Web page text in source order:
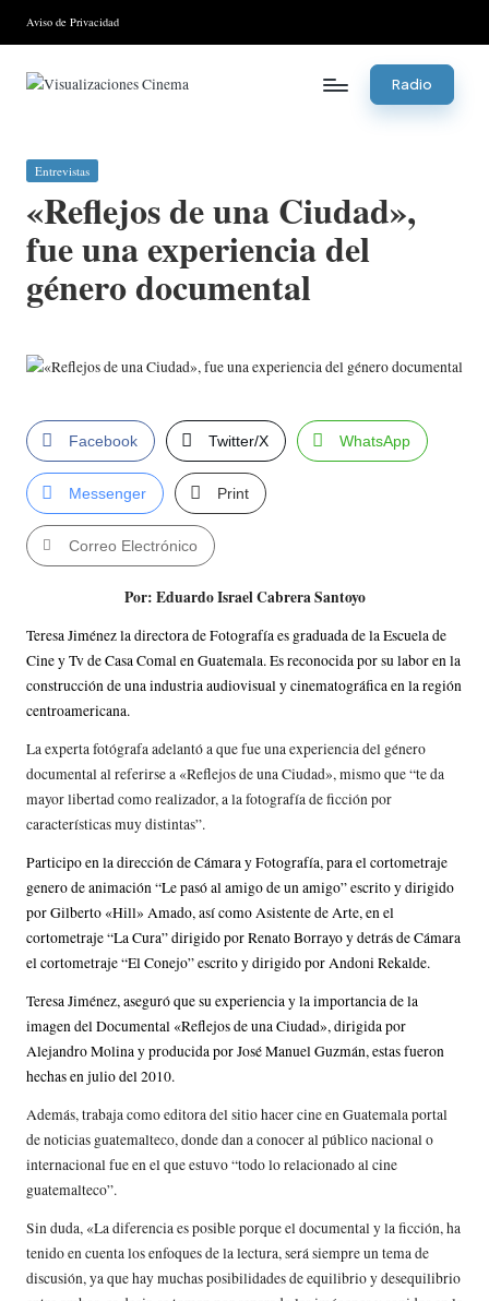
Saltar
contenido
Aviso de Privacidad
is
u
al
iz
a
ci
o
n
es
C
in
e
a
Radio
Publicada
Entrevistas
«Reflejos de una Ciudad»,
fue una experiencia del
género documental
Facebook Twitter/X WhatsApp
Messenger Print
Correo Electrónico
Por: Eduardo Israel Cabrera Santoyo
Teresa Jiménez la directora de Fotografía es graduada de la Escuela de
Cine y Tv de Casa Comal en Guatemala. Es reconocida por su labor en la
construcción de una industria audiovisual y cinematográfica en la región
centroamericana.
La experta fotógrafa adelantó a que fue una experiencia del género
documental al referirse a «Reflejos de una Ciudad», mismo que “te da
mayor libertad como realizador, a la fotografía de ficción por
características muy distintas”.
Participo en la dirección de Cámara y Fotografía, para el cortometraje
genero de animación “Le pasó al amigo de un amigo” escrito y dirigido
por Gilberto «Hill» Amado, así como Asistente de Arte, en el
cortometraje “La Cura” dirigido por Renato Borrayo y detrás de Cámara
el cortometraje “El Conejo” escrito y dirigido por Andoni Rekalde.
Teresa Jiménez, aseguró que su experiencia y la importancia de la
imagen del Documental «Reflejos de una Ciudad», dirigida por
Alejandro Molina y producida por José Manuel Guzmán, estas fueron
hechas en julio del 2010.
Además, trabaja como editora del sitio hacer cine en Guatemala portal
de noticias guatemalteco, donde dan a conocer al público nacional o
internacional fue en el que estuvo “todo lo relacionado al cine
guatemalteco”.
Sin duda, «La diferencia es posible porque el documental y la ficción, ha
tenido en cuenta los enfoques de la lectura, será siempre un tema de
discusión, ya que hay muchas posibilidades de equilibrio y desequilibrio